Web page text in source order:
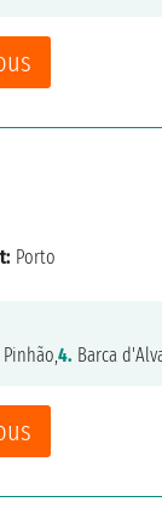
Porto
Pinhão,4. Barca